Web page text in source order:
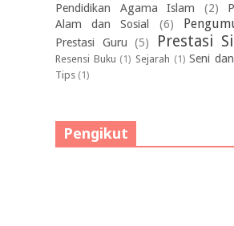
Pendidikan Agama Islam (2)
Alam dan Sosial
(6)
Prestasi Guru (5) Prestasi
Resensi Buku (1) Sejarah (1) Seni
Tips (1)
Pengikut